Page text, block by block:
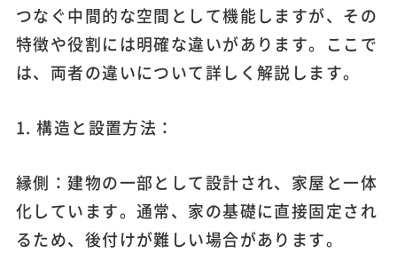
つなぐ中間的な空間として機能しますが、その
特徴や役割には明確な違いがあります。ここで
は、両者の違いについて詳しく解説します。
1. 構造と設置方法：
縁側：建物の一部として設計され、家屋と一体
化しています。通常、家の基礎に直接固定され
るため、後付けが難しい場合があります。